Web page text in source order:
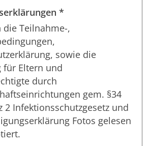
*
die Teilnahme-,
sowie die
für Eltern und
durch
gem. §34
2 Infektionsschutzgesetz und
Fotos gelesen